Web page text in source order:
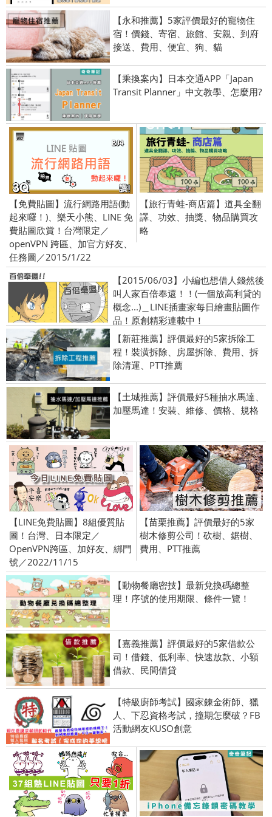
【永和推薦】5家評價最好的寵物住
宿！價錢、寄宿、旅館、安親、到府
接送、費用、便宜、狗、貓
【乘換案內】日本交通APP「Japan
Transit Planner」中文教學、怎麼用?
【免費貼圖】流行網路用語(動
起來囉！)、樂天小熊、LINE 免
費貼圖欣賞！台灣限定／
openVPN 跨區、加官方好友、
任務圖／2015/1/22
【旅行青蛙-商店篇】道具全翻
譯、功效、抽獎、物品購買攻
略
【2015/06/03】小編也想借人錢然後
叫人家百倍奉還！！(一個放高利貸的
概念...)＿LINE插畫家每日繪畫貼圖作
品！原創精彩連載中！
【新莊推薦】評價最好的5家拆除工
程！裝潢拆除、房屋拆除、費用、拆
除清運、PTT推薦
【土城推薦】評價最好5種抽水馬達、
加壓馬達！安裝、維修、價格、規格
【LINE免費貼圖】8組優質貼
圖！台灣、日本限定／
OpenVPN跨區、加好友、綁門
號／2022/11/15
【苗栗推薦】評價最好的5家
樹木修剪公司！砍樹、鋸樹、
費用、PTT推薦
【動物餐廳密技】最新兌換碼總整
理！序號的使用期限、條件一覽！
【嘉義推薦】評價最好的5家借款公
司！借錢、低利率、快速放款、小額
借款、民間借貸
【特級廚師考試】國家鍊金術師、獵
人、下忍資格考試，撞期怎麼破？FB
活動網友KUSO創意